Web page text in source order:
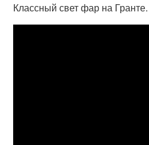
Классный свет фар на